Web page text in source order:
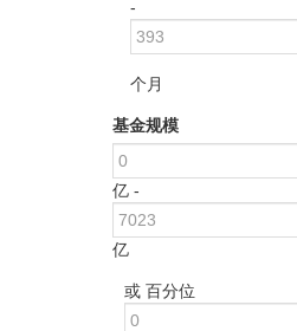
-
个月
基金规模
亿 -
亿
或 百分位